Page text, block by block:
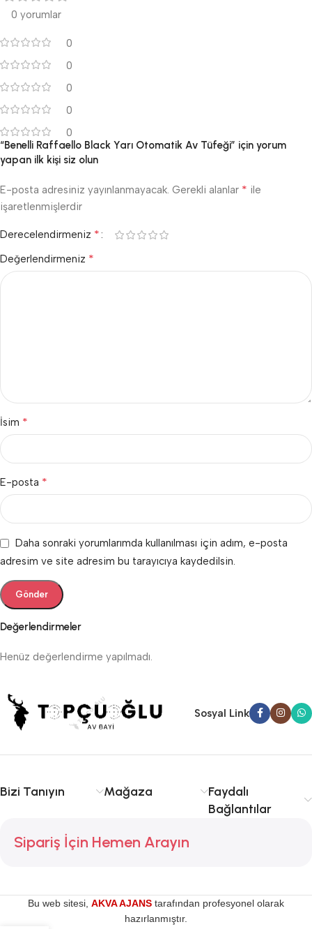
0 yorumlar
0
0
0
0
0
Değerlendirmeler
Henüz değerlendirme yapılmadı.
“Benelli Raffaello Black Yarı Otomatik Av Tüfeği” için yorum
yapan ilk kişi siz olun
E-posta adresiniz yayınlanmayacak. Gerekli alanlar * ile
işaretlenmişlerdir
Derecelendirmeniz *
Değerlendirmeniz *
İsim *
E-posta *
Daha sonraki yorumlarımda kullanılması için adım, e-posta
adresim ve site adresim bu tarayıcıya kaydedilsin.
Sosyal Link
Bizi Tanıyın Mağaza
Faydalı
Bağlantılar
Sipariş İçin Hemen Arayın
Bu web sitesi, AKVA AJANS tarafından profesyonel olarak
hazırlanmıştır.